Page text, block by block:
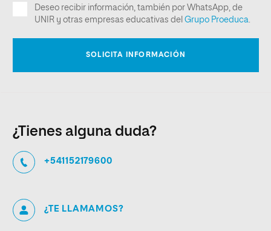
¿Tienes alguna duda?
+541152179600
¿TE LLAMAMOS?